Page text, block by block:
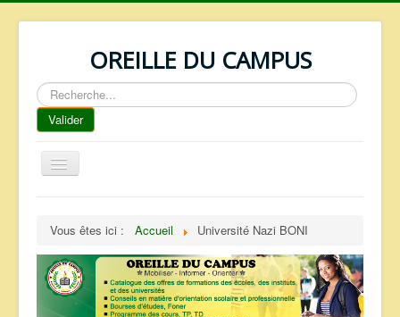
OREILLE DU CAMPUS
Rechercher
Valider
Basculer
la
REPERTOIRE
QUI SOMMES NOUS ?
NOS SERVICES
Vous êtes ici : Accueil Université Nazi BONI